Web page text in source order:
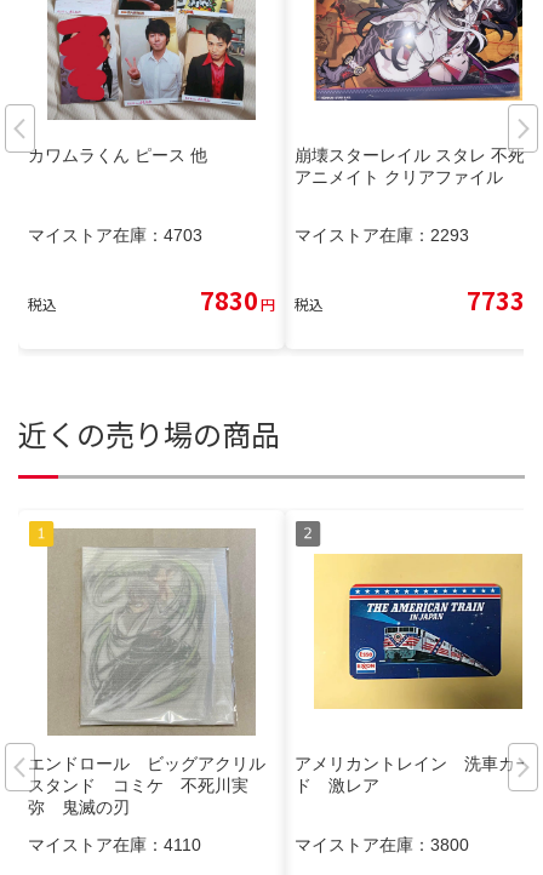
カワムラくん ピース 他
マイストア在庫： 4703
税込 7830円
崩壊スターレイル スタレ 不死途
アニメイト クリアファイル
マイストア在庫： 2293
税込 7733
近くの売り場の商品
エンドロール ビッグアクリル
スタンド コミケ 不死川実
弥 鬼滅の刃
マイストア在庫： 4110
アメリカントレイン 洗車カー
ド 激レア
マイストア在庫： 3800